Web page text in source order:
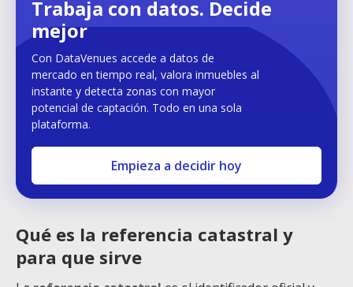
Trabaja con datos. Decide
mejor
Con DataVenues accede a datos de
mercado en tiempo real, valora inmuebles al
instante y detecta zonas con mayor
potencial de captación. Todo en una sola
plataforma.
Empieza a decidir hoy
Qué es la referencia catastral y
para que sirve